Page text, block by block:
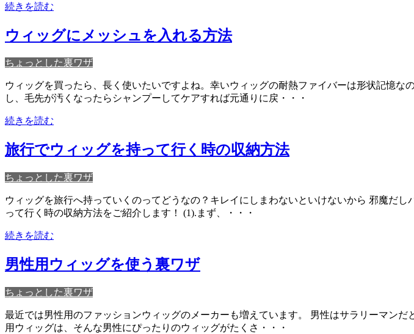
続きを読む
ウィッグにメッシュを入れる方法
ちょっとした裏ワザ
ウィッグを買ったら、長く使いたいですよね。幸いウィッグの耐熱ファイバーは形状記憶
し、毛先が汚くなったらシャンプーしてケアすれば元通りに戻・・・
続きを読む
旅行でウィッグを持って行く時の収納方法
ちょっとした裏ワザ
ウィッグを旅行へ持っていくのってどうなの？キレイにしまわないといけないから 邪魔だ
って行く時の収納方法をご紹介します！ (1).まず、・・・
続きを読む
男性用ウィッグを使う裏ワザ
ちょっとした裏ワザ
最近では男性用のファッションウィッグのメーカーも増えています。 男性はサラリーマン
用ウィッグは、そんな男性にぴったりのウィッグがたくさ・・・